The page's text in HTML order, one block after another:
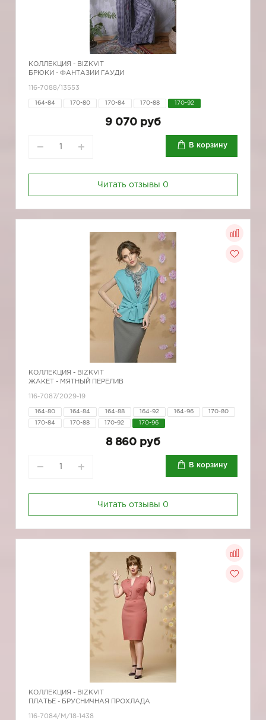
КОЛЛЕКЦИЯ - BIZKVIT
БРЮКИ - ФАНТАЗИИ ГАУДИ
116-7088/13553
164-84 170-80 170-84 170-88 170-92
9 070 руб
В корзину
Читать отзывы 0
КОЛЛЕКЦИЯ - BIZKVIT
ЖАКЕТ - МЯТНЫЙ ПЕРЕЛИВ
116-7087/2029-19
164-80 164-84 164-88 164-92 164-96 170-80
170-84 170-88 170-92 170-96
8 860 руб
В корзину
Читать отзывы 0
КОЛЛЕКЦИЯ - BIZKVIT
ПЛАТЬЕ - БРУСНИЧНАЯ ПРОХЛАДА
116-7084/М/18-1438